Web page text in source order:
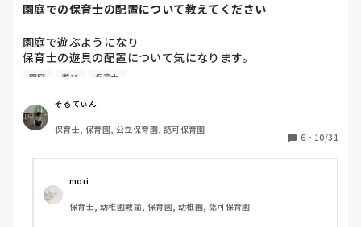
た。
そこから、保育士体験に来てもらい、実際に見てもらいまし
た。体験とはいっても、最初は隠れて子どもの実際の様子を見
ていただきながら、隣で保育士が他の子どもとの成長の違い
や、グレーのお子さんにはこのように関わったらこうなってい
た。
実際にみてもらうことで、周りの子との成長の違いを明らかに
感じとってもらうことができました。出来たら、両親で来ても
らえると、夫婦で共通理解していただけて良かったです。
も、見られたり、伝え方によっては嫌悪感を感じる保護者もい
られると思うので、やはり、信頼関係を築いておく事が、とて
も大事だと思います。
園庭での保育士の配置について教えてください
園庭で遊ぶようになり
保育士の遊具の配置について気になります。
異動前は１つの遊具に最低1人は保育士がつく
今の園は誰もついてない遊具もあり、、、
みなさんの園の園庭の配置のルール？を教えていただきたい
園庭 遊び 保育士
そるてぃん
保育士, 保育園, 公立保育園, 認可保育園
6 ・ 10/31
mori
保育士, 幼稚園教諭, 保育園, 幼稚園, 認可保育園